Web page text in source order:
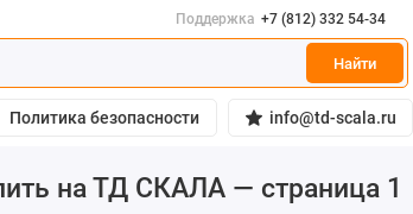
Поддержка +7 (812) 332 54-34
Найти
Политика безопасности info@td-scala.ru
на ТД СКАЛА — страница 1